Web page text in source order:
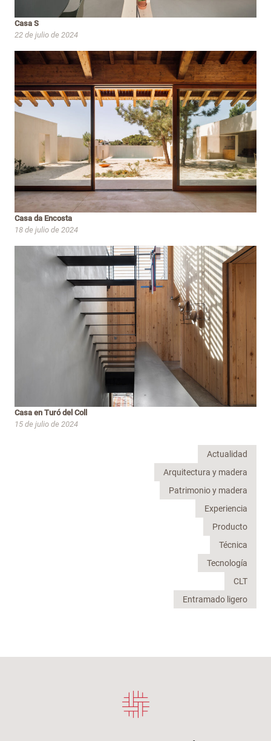
Casa S
22 de julio de 2024
Casa da Encosta
18 de julio de 2024
Casa en Turó del Coll
15 de julio de 2024
Actualidad
Arquitectura y madera
Patrimonio y madera
Experiencia
Producto
Técnica
Tecnología
CLT
Entramado ligero